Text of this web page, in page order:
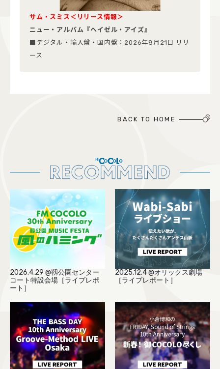
サム・スミス＜リリース情報＞
ニュー・アルバム『ヘイゼル・アイズ』
■デジタル・輸入盤・国内盤：2026年8月21日 リリ
ース
BACK TO HOME
2026.4.29 @靱公園センター
コート特設会場［ライブレポ
ート］
2025.12.4 @オリックス劇場
［ライブレポート］